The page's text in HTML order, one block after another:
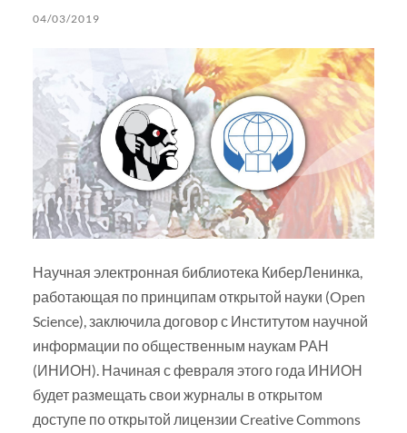
04/03/2019
Научная электронная библиотека КиберЛенинка,
работающая по принципам открытой науки (Open
Science), заключила договор с Институтом научной
информации по общественным наукам РАН
(ИНИОН). Начиная с февраля этого года ИНИОН
будет размещать свои журналы в открытом
доступе по открытой лицензии Creative Commons